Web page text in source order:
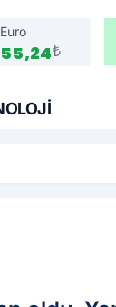
Euro
55,24₺